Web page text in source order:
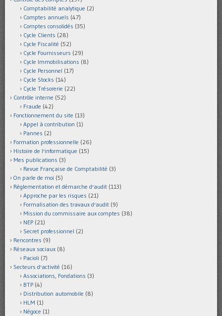
Comptabilité analytique (2)
Comptes annuels (47)
Comptes consolidés (35)
Cycle Clients (28)
Cycle Fiscalité (52)
Cycle Fournisseurs (29)
Cycle Immobilisations (8)
Cycle Personnel (17)
Cycle Stocks (14)
Cycle Trésorerie (22)
Contrôle interne (52)
Fraude (42)
Fonctionnement du site (13)
Appel à contribution (1)
Pannes (2)
Formation professionnelle (26)
Histoire de l'informatique (15)
Mes publications (3)
Revue Française de Comptabilité (3)
On parle de moi (5)
Réglementation et démarche d'audit (113)
Approche par les risques (21)
Formalisation des travaux d'audit (9)
Mission du commissaire aux comptes (38)
NEP (21)
Secret professionnel (2)
Rencontres (9)
Réseaux sociaux (8)
Pacioli (7)
Secteurs d'activité (16)
Associations, Fondations (3)
BTP (4)
Distribution automobile (8)
HLM (1)
Négoce (1)